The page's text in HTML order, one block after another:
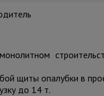
щиты опалубки в
до 14 т.